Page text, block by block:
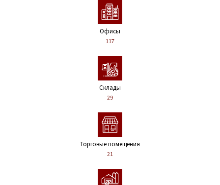
Офисы
117
Склады
29
Торговые помещения
21